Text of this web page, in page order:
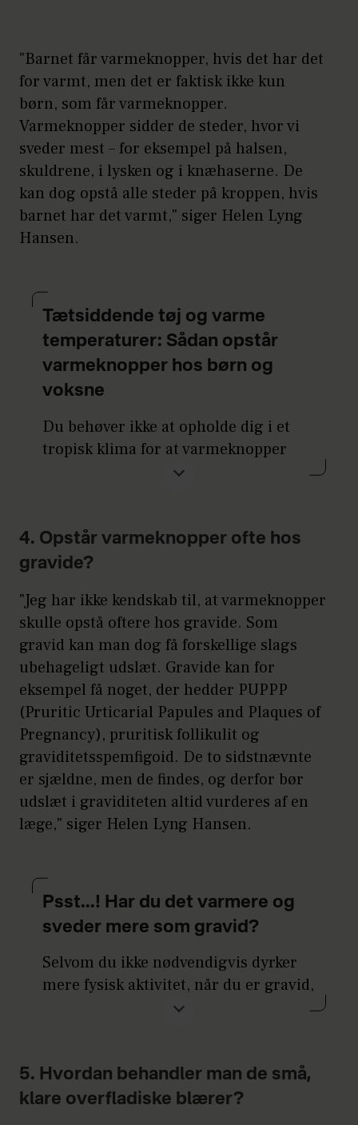
"Barnet får varmeknopper, hvis det har det
for varmt, men det er faktisk ikke kun
børn, som får varmeknopper.
Varmeknopper sidder de steder, hvor vi
sveder mest – for eksempel på halsen,
skuldrene, i lysken og i knæhaserne. De
kan dog opstå alle steder på kroppen, hvis
barnet har det varmt," siger Helen Lyng
Hansen.
Tætsiddende tøj og varme
temperaturer: Sådan opstår
varmeknopper hos børn og
voksne
Du behøver ikke at opholde dig i et
tropisk klima for at varmeknopper
opstår. Også varme temperaturer
varmeknopper og kløende blærer.
Varmeknopper kan især opstå, hvis du
fugtigt klima, og hudens svedkirtler
bliver blokerede.
Når temperaturen stiger, og du
oplever gener, er det derfor en god idé
at lade det stramtsiddende tøj blive i
skabet. Et afkølende bad kan virke
lindrende.
4. Opstår varmeknopper ofte hos
gravide?
"Jeg har ikke kendskab til, at varmeknopper
skulle opstå oftere hos gravide. Som
gravid kan man dog få forskellige slags
ubehageligt udslæt. Gravide kan for
eksempel få noget, der hedder PUPPP
(Pruritic Urticarial Papules and Plaques of
Pregnancy), pruritisk follikulit og
graviditetsspemfigoid. De to sidstnævnte
er sjældne, men de findes, og derfor bør
udslæt i graviditeten altid vurderes af en
læge," siger Helen Lyng Hansen.
Psst...! Har du det varmere og
sveder mere som gravid?
Selvom du ikke nødvendigvis dyrker
mere fysisk aktivitet, når du er gravid,
så kan du godt opleve at få rigeligt
højere, når du er gravid. Nogle kan
derfor have sværere ved at komme af
5. Hvordan behandler man de små,
klare overfladiske blærer?